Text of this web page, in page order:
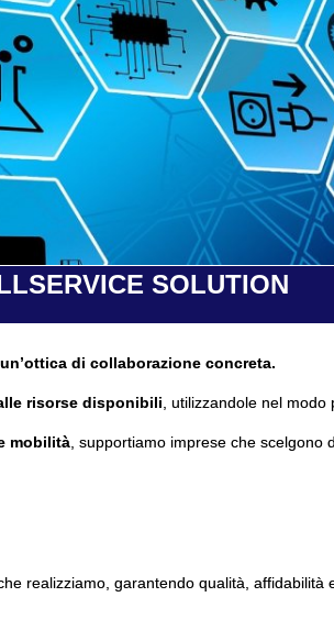
SOLUTION
di collaborazione concreta.
risorse disponibili, utilizzandole nel modo
mobilità, supportiamo imprese che
realizziamo, garantendo qualità, affidabilità